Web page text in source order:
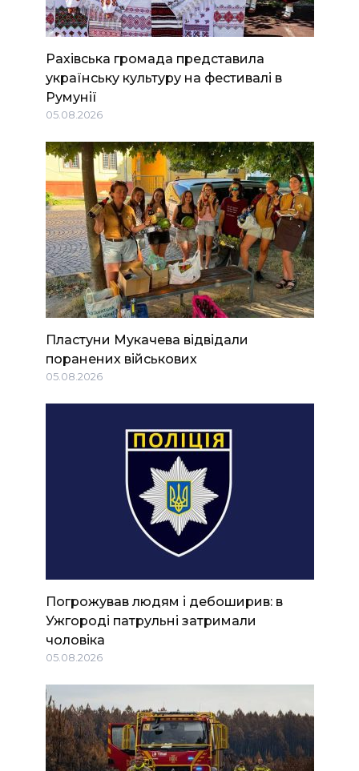
Рахівська громада представила
українську культуру на фестивалі в
Румунії
05.08.2026
Пластуни Мукачева відвідали
поранених військових
05.08.2026
Погрожував людям і дебоширив: в
Ужгороді патрульні затримали
чоловіка
05.08.2026